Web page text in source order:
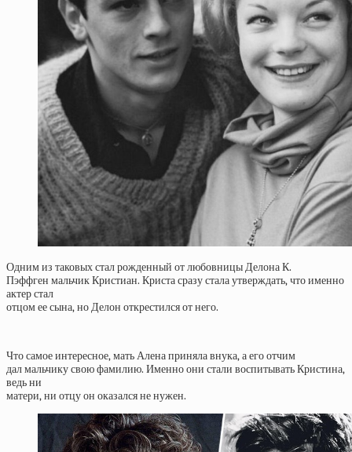
Одним из таковых стал рожденный от любовницы Делона К.
Пэффген мальчик Кристиан. Криста сразу стала утверждать, что именно
актер стал
отцом ее сына, но Делон открестился от него.
Что самое интересное, мать Алена приняла внука, а его отчим
дал мальчику свою фамилию. Именно они стали воспитывать Кристина,
ведь ни
матери, ни отцу он оказался не нужен.